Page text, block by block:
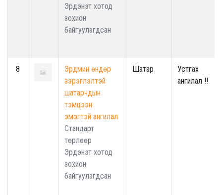
Эрдэнэт хотод
зохион
байгуулагдсан
8
Эрдмин өндөр
зэрэглэлтэй
шатарчдын
тэмцээн
эмэгтэй ангилал
Стандарт
төрлөөр
Эрдэнэт хотод
зохион
байгуулагдсан
Шатар
Устгах
ангилал !!